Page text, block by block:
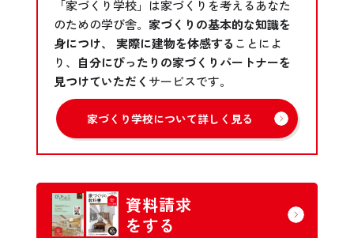
「家づくり学校」は家づくりを考えるあなた
のための学び舎。 家づくりの基本的な知識を
身につけ、 実際に建物を体感する ことによ
り、 自分にぴったりの家づくりパートナーを
見つけていただく サービスです。
家づくり学校について詳しく見る
資料請求
をする